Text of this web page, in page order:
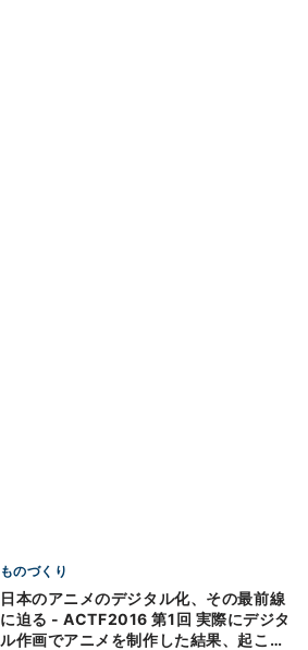
ものづくり
日本のアニメのデジタル化、その最前線
に迫る - ACTF2016 第1回 実際にデジタ
ル作画でアニメを制作した結果、起こっ